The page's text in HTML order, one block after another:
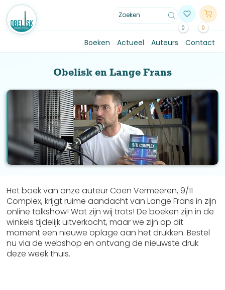
0 0
Boeken Actueel Auteurs Contact
Obelisk en Lange Frans
Het boek van onze auteur Coen Vermeeren, 9/11
Complex, krijgt ruime aandacht van Lange Frans in zijn
online talkshow! Wat zijn wij trots! De boeken zijn in de
winkels tijdelijk uitverkocht, maar we zijn op dit
moment een nieuwe oplage aan het drukken. Bestel
nu via de webshop en ontvang de nieuwste druk
deze week thuis.